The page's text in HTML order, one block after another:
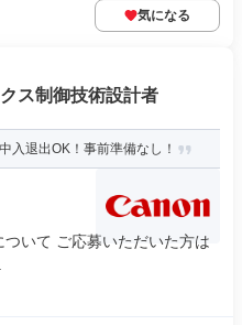
気になる
ス制御技術設計者
入退出OK！事前準備なし！
いて ご応募いただいた方は